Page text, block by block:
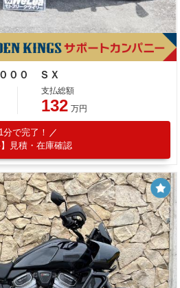
００ ＳＸ
支払総額
132 万円
1分で完了！
】見積・在庫確認